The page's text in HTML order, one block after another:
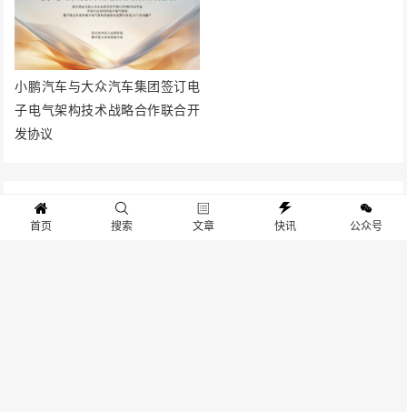
小鹏汽车与大众汽车集团签订电
子电气架构技术战略合作联合开
发协议
发表评论
首页 搜索 文章 快讯 公众号